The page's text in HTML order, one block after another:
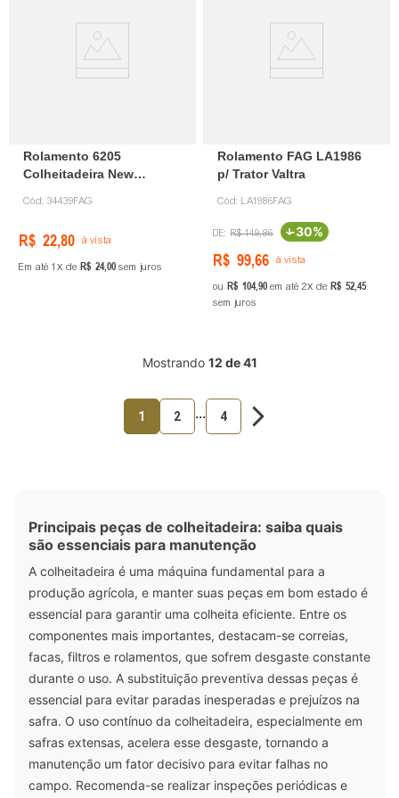
Rolamento 6205
Colheitadeira New
Cód: 34439FAG
R$ 22,80 à vista
Em até 1 de R$ 24,00 sem juros
Rolamento FAG LA1986
p/ Trator Valtra
Cód: LA1986FAG
R$ 149,86 -30%
R$ 99,66 à vista
ou R$ 104,90 em até2 de R$ 52,45
sem juros
Mostrando 12 de 41
1 2 ... 4
Principais peças de colheitadeira: saiba quais
são essenciais para manutenção
A colheitadeira é uma máquina fundamental para a
produção agrícola, e manter suas peças em bom estado é
essencial para garantir uma colheita eficiente. Entre os
componentes mais importantes, destacam-se correias,
facas, filtros e rolamentos, que sofrem desgaste constante
durante o uso. A substituição preventiva dessas peças é
essencial para evitar paradas inesperadas e prejuízos na
safra. O uso contínuo da colheitadeira, especialmente em
safras extensas, acelera esse desgaste, tornando a
manutenção um fator decisivo para evitar falhas no
campo. Recomenda-se realizar inspeções periódicas e